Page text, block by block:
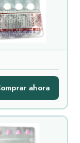
ahora